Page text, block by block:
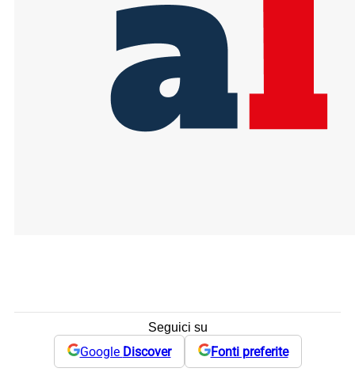
Seguici su
Google Discover Fonti preferite